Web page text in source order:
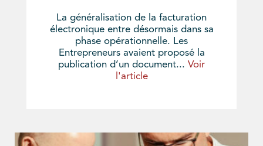
La généralisation de la facturation
électronique entre désormais dans sa
phase opérationnelle. Les
Entrepreneurs avaient proposé la
publication d’un document... Voir
l'article